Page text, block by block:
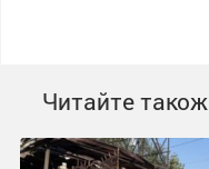
Читайте також